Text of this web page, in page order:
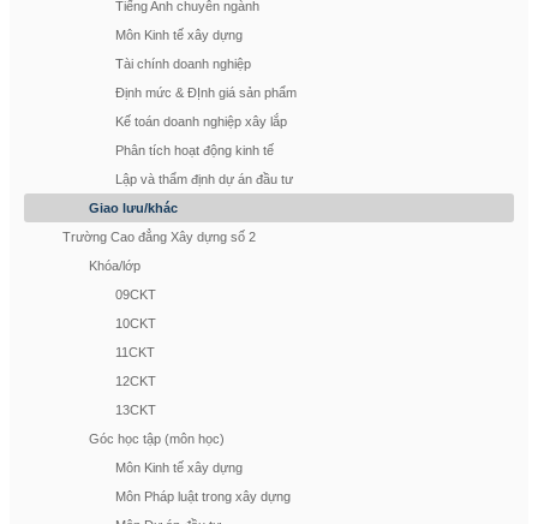
Tiếng Anh chuyên ngành
Môn Kinh tế xây dựng
Tài chính doanh nghiệp
Định mức & ĐỊnh giá sản phẩm
Kế toán doanh nghiệp xây lắp
Phân tích hoạt động kinh tế
Lập và thẩm định dự án đầu tư
Giao lưu/khác
Trường Cao đẳng Xây dựng số 2
Khóa/lớp
09CKT
10CKT
11CKT
12CKT
13CKT
Góc học tập (môn học)
Môn Kinh tế xây dựng
Môn Pháp luật trong xây dựng